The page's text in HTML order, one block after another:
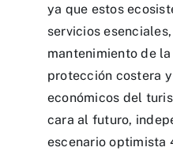
ya que estos
servicios
mantenimiento de
protección costera
económicos del
cara al futuro,
escenario optimista